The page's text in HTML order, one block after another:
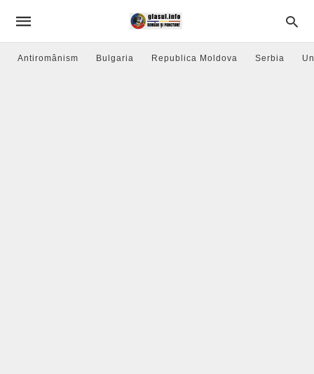
Antiromânism Bulgaria Republica Moldova Serbia